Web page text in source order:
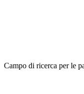
Campo di ricerca per le